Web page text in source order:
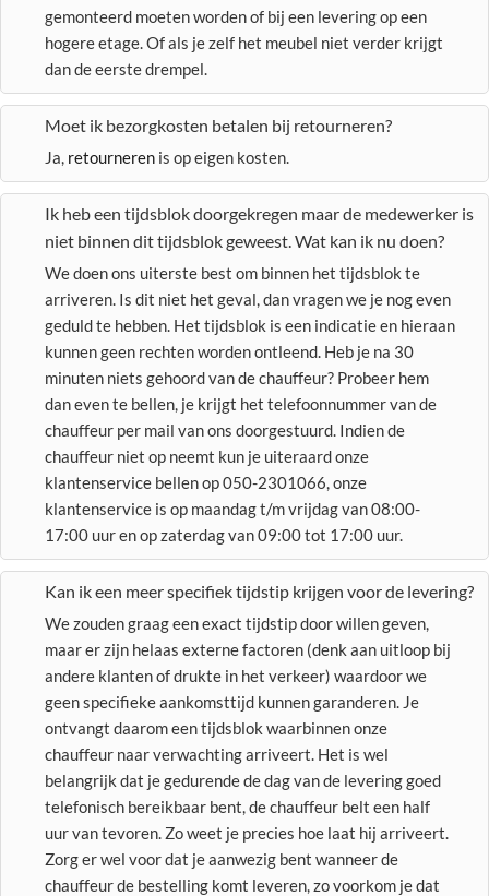
gemonteerd moeten worden of bij een levering op een
hogere etage. Of als je zelf het meubel niet verder krijgt
dan de eerste drempel.
Moet ik bezorgkosten betalen bij retourneren?
Ja, retourneren is op eigen kosten.
Ik heb een tijdsblok doorgekregen maar de medewerker is
niet binnen dit tijdsblok geweest. Wat kan ik nu doen?
We doen ons uiterste best om binnen het tijdsblok te
arriveren. Is dit niet het geval, dan vragen we je nog even
geduld te hebben. Het tijdsblok is een indicatie en hieraan
kunnen geen rechten worden ontleend. Heb je na 30
minuten niets gehoord van de chauffeur? Probeer hem
dan even te bellen, je krijgt het telefoonnummer van de
chauffeur per mail van ons doorgestuurd. Indien de
chauffeur niet op neemt kun je uiteraard onze
klantenservice bellen op 050-2301066, onze
klantenservice is op maandag t/m vrijdag van 08:00-
17:00 uur en op zaterdag van 09:00 tot 17:00 uur.
Kan ik een meer specifiek tijdstip krijgen voor de levering?
We zouden graag een exact tijdstip door willen geven,
maar er zijn helaas externe factoren (denk aan uitloop bij
andere klanten of drukte in het verkeer) waardoor we
geen specifieke aankomsttijd kunnen garanderen. Je
ontvangt daarom een tijdsblok waarbinnen onze
chauffeur naar verwachting arriveert. Het is wel
belangrijk dat je gedurende de dag van de levering goed
telefonisch bereikbaar bent, de chauffeur belt een half
uur van tevoren. Zo weet je precies hoe laat hij arriveert.
Zorg er wel voor dat je aanwezig bent wanneer de
chauffeur de bestelling komt leveren, zo voorkom je dat